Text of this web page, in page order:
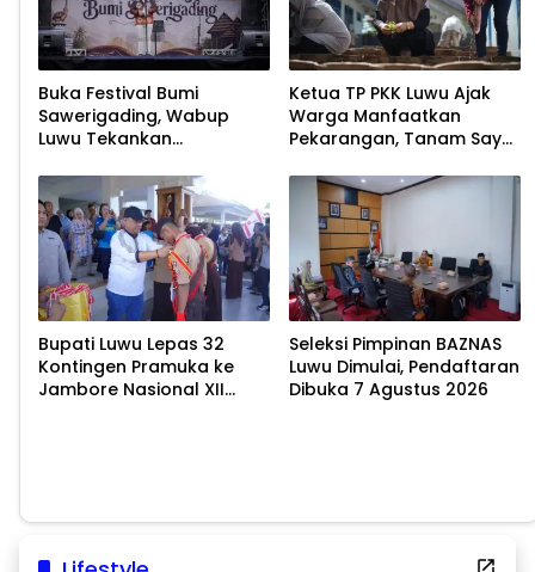
Buka Festival Bumi
Sawerigading, Wabup
Luwu Tekankan
Ketua TP PKK Luwu Ajak
Warga Manfaatkan
Pekarangan, Tanam Sayur
Bupati Luwu Lepas 32
Kontingen Pramuka ke
Jambore Nasional XII
Seleksi Pimpinan BAZNAS
Luwu Dimulai, Pendaftaran
Dibuka 7 Agustus 2026